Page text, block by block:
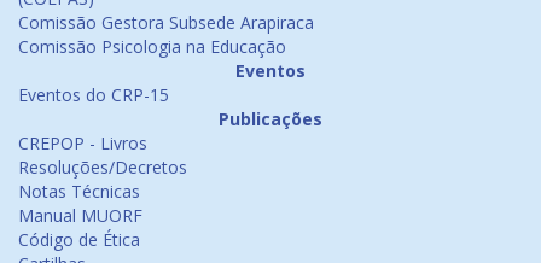
Comissão Gestora Subsede Arapiraca
Comissão Psicologia na Educação
Eventos
Eventos do CRP-15
Publicações
CREPOP - Livros
Resoluções/Decretos
Notas Técnicas
Manual MUORF
Código de Ética